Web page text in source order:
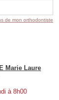
de mon orthodontiste
Marie Laure
à 8h00